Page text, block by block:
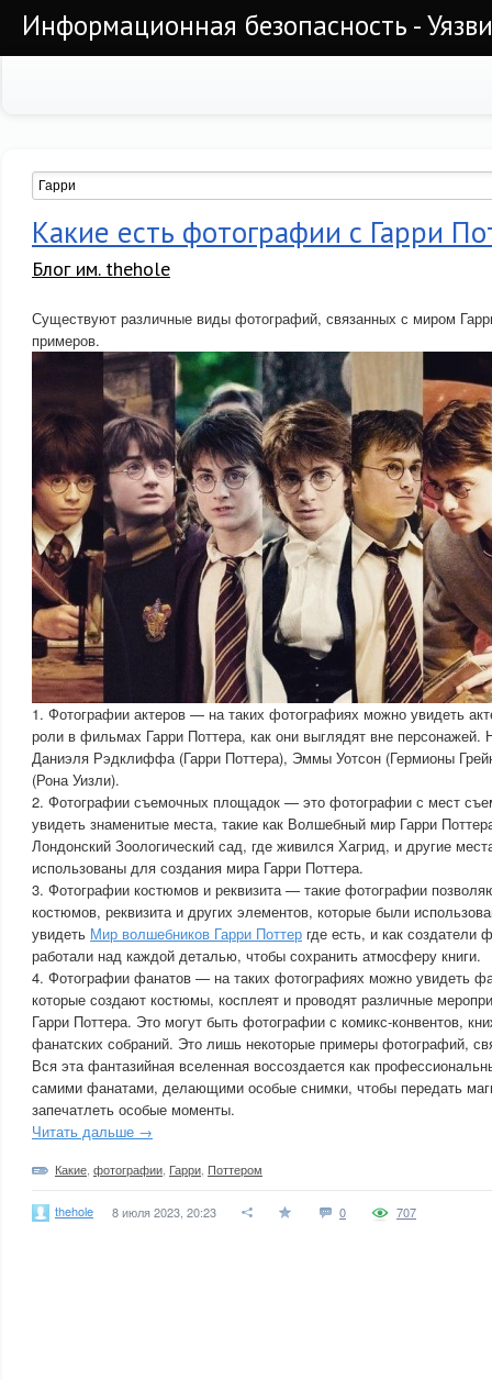
Информационная безопасность -
Какие есть фотографии с Гарри
Блог им. thehole
Существуют различные виды фотографий, связанных с миром
примеров.
1. Фотографии актеров — на таких фотографиях можно увидеть
роли в фильмах Гарри Поттера, как они выглядят вне
Даниэля Рэдклиффа (Гарри Поттера), Эммы Уотсон (Гермионы
(Рона Уизли).
2. Фотографии съемочных площадок — это фотографии с мест
увидеть знаменитые места, такие как Волшебный мир Гарри
Лондонский Зоологический сад, где живился Хагрид, и другие
использованы для создания мира Гарри Поттера.
3. Фотографии костюмов и реквизита — такие фотографии
костюмов, реквизита и других элементов, которые были
увидеть Мир волшебников Гарри Поттер где есть, и как создатели
работали над каждой деталью, чтобы сохранить атмосферу книги.
4. Фотографии фанатов — на таких фотографиях можно увидеть
которые создают костюмы, косплеят и проводят различные
Гарри Поттера. Это могут быть фотографии с комикс-конвентов,
фанатских собраний. Это лишь некоторые примеры фотографий,
Вся эта фантазийная вселенная воссоздается как
самими фанатами, делающими особые снимки, чтобы передать
запечатлеть особые моменты.
Читать дальше →
Какие фотографии Гарри Поттером
thehole 8 июля 2023, 20:23 0 707